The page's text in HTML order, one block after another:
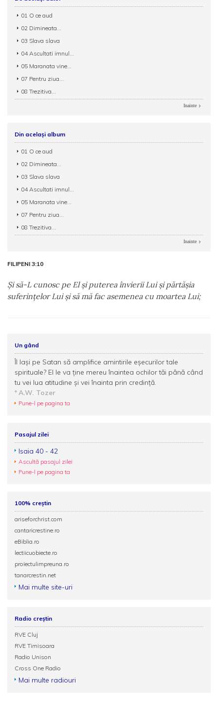
01 O ce aud
02 Dimineata...
03 Slava slava
04 Ascultati imnul...
05 Maranata vine...
07 Pentru ziua...
08 Trezitiva...
Inainte
Din același album
01 O ce aud
02 Dimineata...
03 Slava slava
04 Ascultati imnul...
05 Maranata vine...
07 Pentru ziua...
08 Trezitiva...
Inainte
FILIPENI 3:10
Şi să-L cunosc pe El şi puterea învierii Lui şi părtăşia
suferinţelor Lui şi să mă fac asemenea cu moartea Lui;
Un gând
Îl laşi pe Satan să amplifice amintirile eşecurilor tale
spirituale? El le va ţine mereu înaintea ochilor tăi până când
tu vei lua atitudine şi vei înainta prin credinţă.
A.W. Tozer
Pune-l pe pagina ta
Pasajul zilei
Isaia 40 - 42
Ascultă pasajul zilei
Pune-l pe pagina ta
100% creștin
ariseforchrist.com
cantaricrestine.ro
eBiblia.ro
lectiicuobiecte.ro
proiectulimpreuna.ro
tanarcrestin.net
Mai multe site-uri
Radio creștin
RVE Cluj
RVE Timisoara
Radio Unison
Cross One Radio
Mai multe radiouri